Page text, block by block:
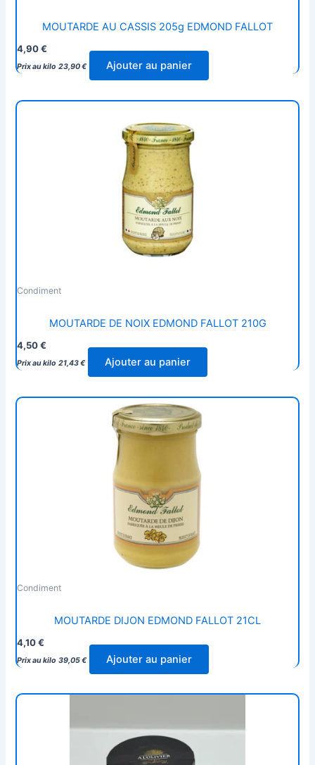
MOUTARDE AU CASSIS 205g EDMOND FALLOT
4,90€
Prix au kilo 23,90€ Ajouter au panier
Condiment
MOUTARDE DE NOIX EDMOND FALLOT 210G
4,50€
Prix au kilo 21,43€ Ajouter au panier
Condiment
MOUTARDE DIJON EDMOND FALLOT 21CL
4,10€
Prix au kilo 39,05€ Ajouter au panier